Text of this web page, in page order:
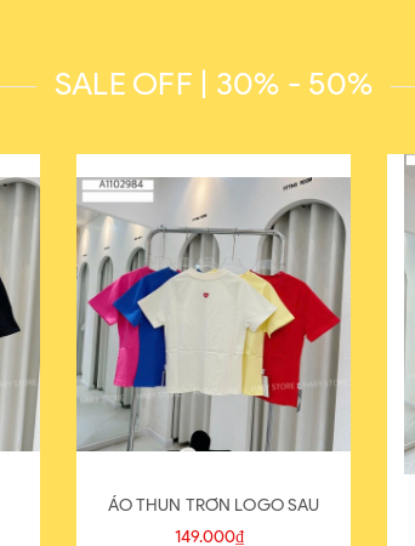
SALE OFF | 30% - 50%
ÁO THUN TRƠN LOGO SAU
149.000₫